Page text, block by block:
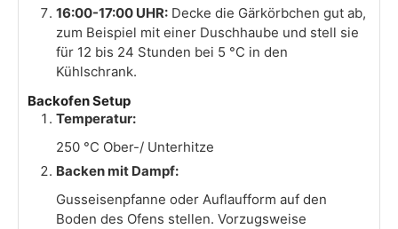
16:00-17:00 UHR: Decke die Gärkörbchen gut ab,
zum Beispiel mit einer Duschhaube und stell sie
für 12 bis 24 Stunden bei 5 °C in den
Kühlschrank.
Backofen Setup
Temperatur:
250 °C Ober-/ Unterhitze
Backen mit Dampf:
Gusseisenpfanne oder Auflaufform auf den
Boden des Ofens stellen. Vorzugsweise